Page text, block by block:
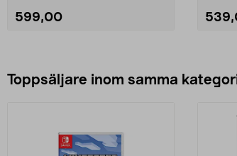
599,00
Toppsäljare inom samma